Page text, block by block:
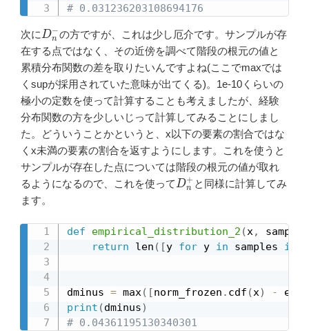
# 0.031236203108694176
次に Dn−の方ですが、これは少し厄介です。サンプルが存
在する点ではなく、その近傍を調べて階段の根元の値と
累積分布関数の差を取りたいんですよね(ここでmaxでは
くsupが採用されていた意味が出てくる)。1e-10くらいの
極小の定数を使って計算することも考えましたが、経験
分布関数の方を少しいじって計算してみることにしまし
た。どういうことかというと、x以下の要素の割合ではな
くx未満の要素の割合を返すようにします。これを使うと
サンプルが存在した点については階段の根元の値が取れ
るようになるので、これを使ってDn+と同様に計算してみ
ます。
def empirical_distribution_2 (x,
samples
return len ( [y for y in samples if
dminus = max( [norm_frozen . cdf (x) -
print (dminus)
# 0.04361195130340301